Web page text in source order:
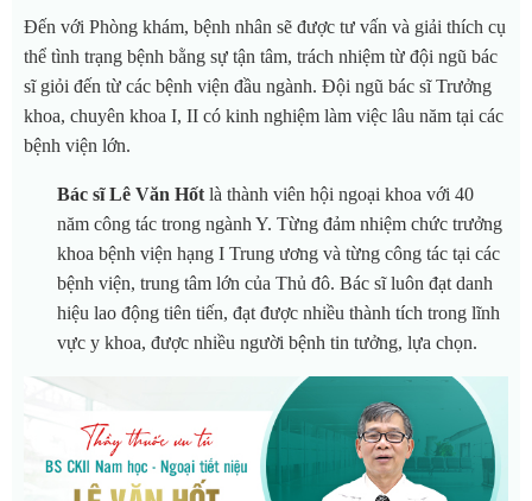
Đến với Phòng khám, bệnh nhân sẽ được tư vấn và giải thích cụ
thể tình trạng bệnh bằng sự tận tâm, trách nhiệm từ đội ngũ bác
sĩ giỏi đến từ các bệnh viện đầu ngành. Đội ngũ bác sĩ Trưởng
khoa, chuyên khoa I, II có kinh nghiệm làm việc lâu năm tại các
bệnh viện lớn.
Bác sĩ Lê Văn Hốt là thành viên hội ngoại khoa với 40
năm công tác trong ngành Y. Từng đảm nhiệm chức trưởng
khoa bệnh viện hạng I Trung ương và từng công tác tại các
bệnh viện, trung tâm lớn của Thủ đô. Bác sĩ luôn đạt danh
hiệu lao động tiên tiến, đạt được nhiều thành tích trong lĩnh
vực y khoa, được nhiều người bệnh tin tưởng, lựa chọn.